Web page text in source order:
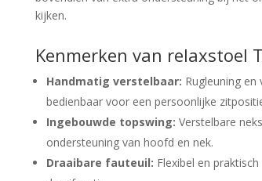
kijken.
Kenmerken van relaxstoel
Handmatig verstelbaar: Rugleuning
bedienbaar voor een persoonlijke
Ingebouwde topswing: Verstelbare
ondersteuning van hoofd en nek.
Draaibare fauteuil: Flexibel en